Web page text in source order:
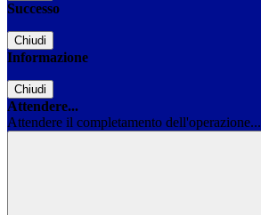
Successo
Chiudi
Informazione
Chiudi
Attendere...
Attendere il completamento dell'operazione...